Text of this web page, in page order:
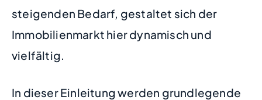
steigenden Bedarf, gestaltet sich der
Immobilienmarkt hier dynamisch und
vielfältig.
In dieser Einleitung werden grundlegende